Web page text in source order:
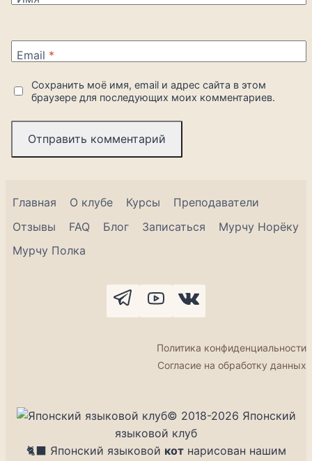
Email *
Сохранить моё имя, email и адрес сайта в этом
браузере для последующих моих комментариев.
Главная О клубе Курсы
Преподаватели
Отзывы
FAQ Блог Записаться
Мурчу Норёку
Мурчу Полка
Политика конфиденциальности
Согласие на обработку данных
© 2018-2026 Японский
языковой клуб
🐈‍⬛ Японский языковой котнарисован нашим